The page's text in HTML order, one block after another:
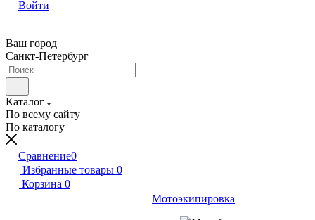
Войти
Ваш город
Санкт-Петербург
Каталог
По всему сайту
По каталогу
Сравнение0
Избранные товары 0
Корзина 0
Мотоэкипировка